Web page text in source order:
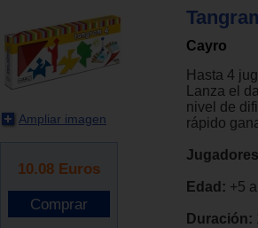
Ampliar imagen
10.08 Euros
Cayro
Hasta 4
Lanza el
nivel de
rápido
Edad: +5
Duración: